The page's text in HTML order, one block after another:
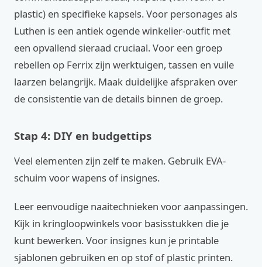
plastic) en specifieke kapsels. Voor personages als
Luthen is een antiek ogende winkelier-outfit met
een opvallend sieraad cruciaal. Voor een groep
rebellen op Ferrix zijn werktuigen, tassen en vuile
laarzen belangrijk. Maak duidelijke afspraken over
de consistentie van de details binnen de groep.
Stap 4: DIY en budgettips
Veel elementen zijn zelf te maken. Gebruik EVA-
schuim voor wapens of insignes.
Leer eenvoudige naaitechnieken voor aanpassingen.
Kijk in kringloopwinkels voor basisstukken die je
kunt bewerken. Voor insignes kun je printable
sjablonen gebruiken en op stof of plastic printen.